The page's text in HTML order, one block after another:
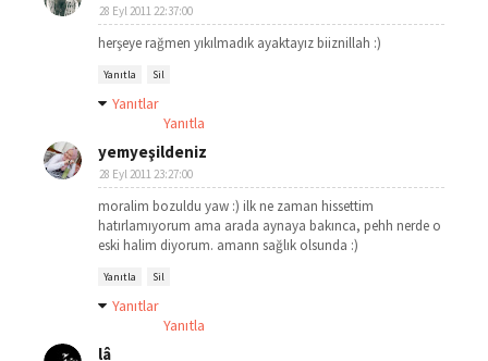
28 Eyl 2011 22:37:00
herşeye rağmen yıkılmadık ayaktayız biiznillah :)
Yanıtla Sil
Yanıtlar
Yanıtla
yemyeşildeniz
28 Eyl 2011 23:27:00
moralim bozuldu yaw :) ilk ne zaman hissettim
hatırlamıyorum ama arada aynaya bakınca, pehh nerde o
eski halim diyorum. amann sağlık olsunda :)
Yanıtla Sil
Yanıtlar
Yanıtla
lâ